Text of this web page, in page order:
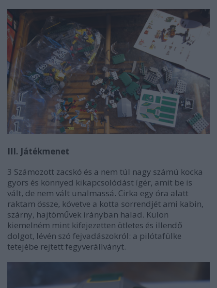
III. Játékmenet
3 Számozott zacskó és a nem túl nagy számú kocka
gyors és könnyed kikapcsolódást ígér, amit be is
vált, de nem vált unalmassá. Cirka egy óra alatt
raktam össze, követve a kotta sorrendjét ami kabin,
szárny, hajtóművek irányban halad. Külön
kiemelném mint kifejezetten ötletes és illendő
dolgot, lévén szó fejvadászokról: a pilótafülke
tetejébe rejtett fegyverállványt.